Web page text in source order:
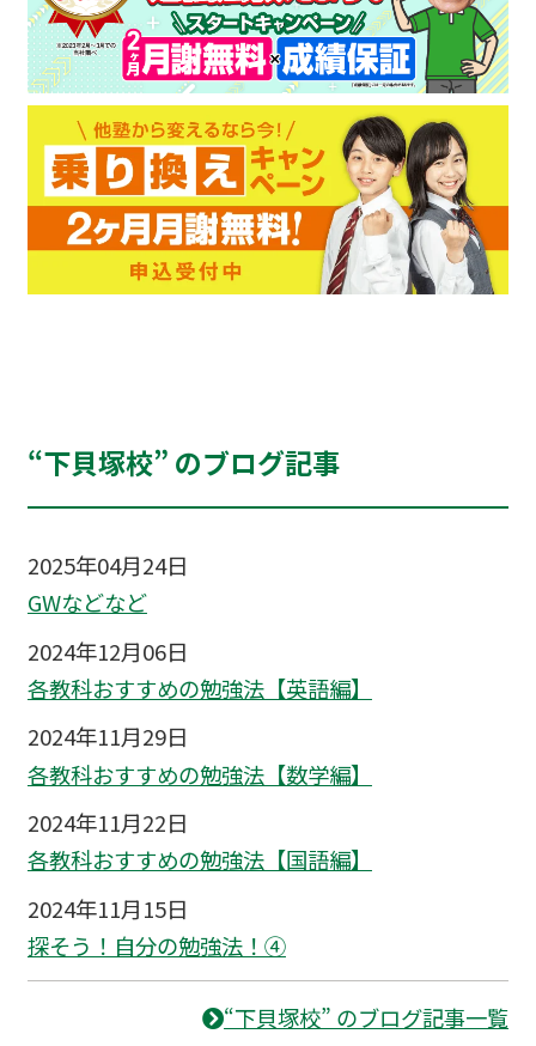
“下貝塚校” のブログ記事
2025年04月24日
GWなどなど
2024年12月06日
各教科おすすめの勉強法【英語編】
2024年11月29日
各教科おすすめの勉強法【数学編】
2024年11月22日
各教科おすすめの勉強法【国語編】
2024年11月15日
探そう！自分の勉強法！④
“下貝塚校” のブログ記事一覧